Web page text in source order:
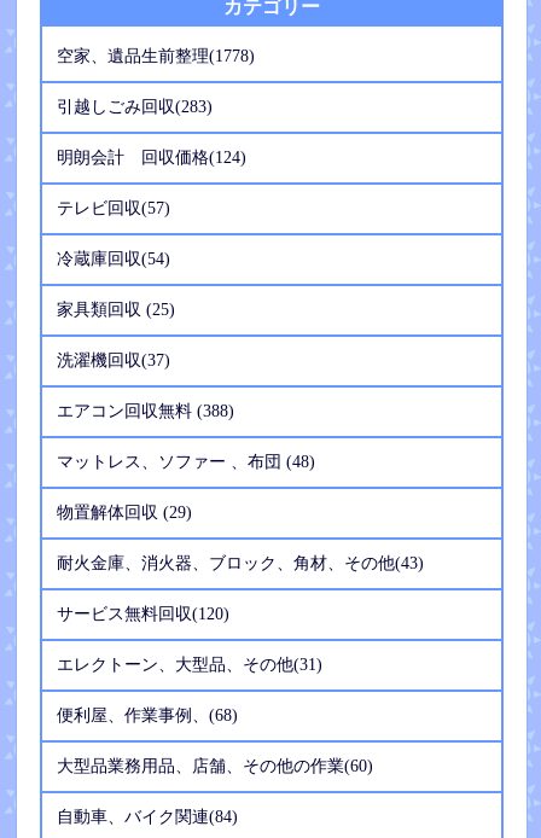
カテゴリー
空家、遺品生前整理(1778)
引越しごみ回収(283)
明朗会計 回収価格(124)
テレビ回収(57)
冷蔵庫回収(54)
家具類回収 (25)
洗濯機回収(37)
エアコン回収無料 (388)
マットレス、ソファー 、布団 (48)
物置解体回収 (29)
耐火金庫、消火器、ブロック、角材、その他(43)
サービス無料回収(120)
エレクトーン、大型品、その他(31)
便利屋、作業事例、(68)
大型品業務用品、店舗、その他の作業(60)
自動車、バイク関連(84)